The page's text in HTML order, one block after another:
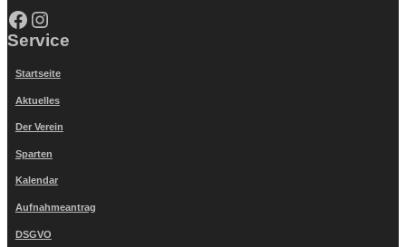
Facebook Instagram
Service
Startseite
Aktuelles
Der Verein
Sparten
Kalendar
Aufnahmeantrag
DSGVO